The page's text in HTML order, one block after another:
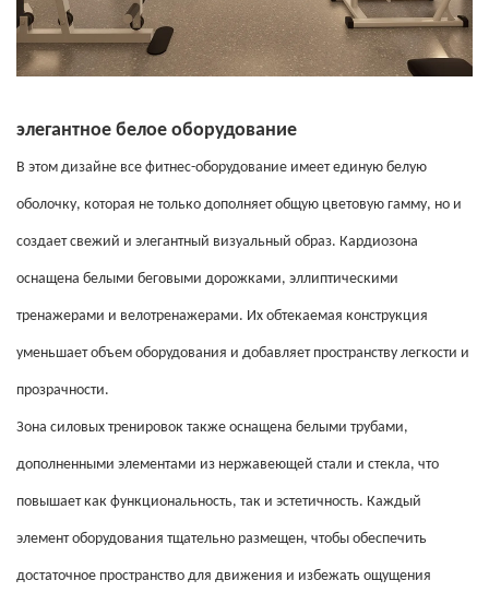
элегантное белое оборудование
В этом дизайне все фитнес-оборудование имеет единую белую
оболочку, которая не только дополняет общую цветовую гамму, но и
создает свежий и элегантный визуальный образ. Кардиозона
оснащена белыми беговыми дорожками, эллиптическими
тренажерами и велотренажерами. Их обтекаемая конструкция
уменьшает объем оборудования и добавляет пространству легкости и
прозрачности.
Зона силовых тренировок также оснащена белыми трубами,
дополненными элементами из нержавеющей стали и стекла, что
повышает как функциональность, так и эстетичность. Каждый
элемент оборудования тщательно размещен, чтобы обеспечить
достаточное пространство для движения и избежать ощущения